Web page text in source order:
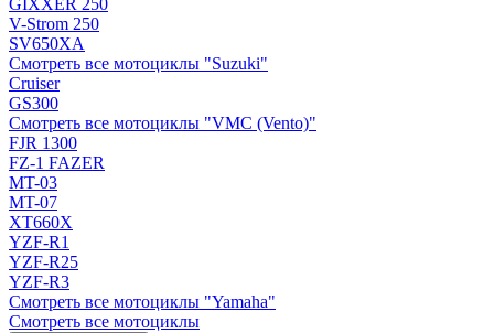
GIXXER 250
V-Strom 250
SV650XA
Смотреть все мотоциклы "Suzuki"
Cruiser
GS300
Смотреть все мотоциклы "VMC (Vento)"
FJR 1300
FZ-1 FAZER
MT-03
MT-07
XT660X
YZF-R1
YZF-R25
YZF-R3
Смотреть все мотоциклы "Yamaha"
Смотреть все мотоциклы